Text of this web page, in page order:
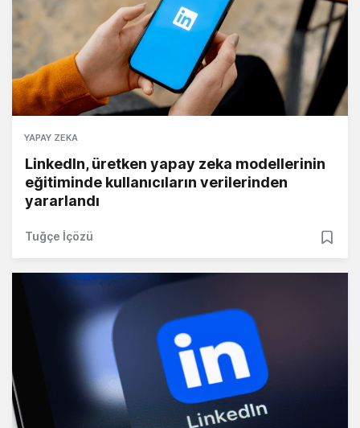
YAPAY ZEKA
LinkedIn, üretken yapay zeka modellerinin
eğitiminde kullanıcıların verilerinden
yararlandı
Tuğçe İçözü